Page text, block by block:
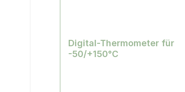
Digital-Thermometer für
-50/+150°C